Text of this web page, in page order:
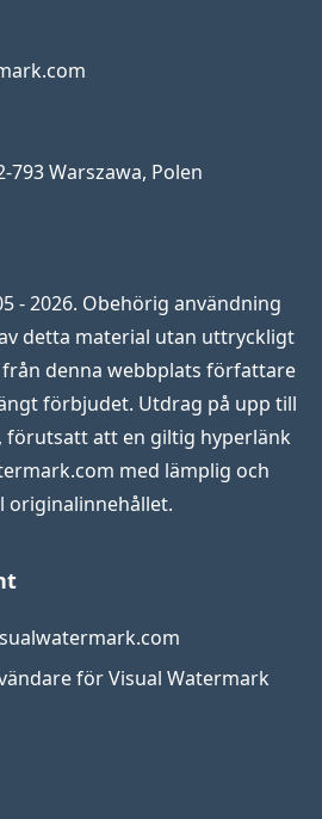
793Warszawa, Polen
- 2026. Obehörig användning
detta material utan uttryckligt
denna webbplats författare
förbjudet. Utdrag på upp till
förutsatt att en giltig hyperlänk
med lämplig och
originalinnehållet.
för Visual Watermark